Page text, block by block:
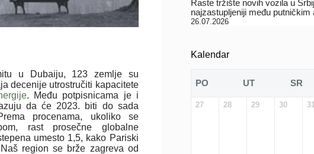
u Dubaiju, 123 zemlje su
decenije utrostručiti kapacitete
. Među potpisnicama je i
da će 2023. biti do sada
procenama, ukoliko se
rast prosečne globalne
umesto 1,5, kako Pariski
region se brže zagreva od
Raste tržište novih vozila u
najzastupljeniji među putničkim
26.07.2026
Kalendar
PO UT SR
27 28 29 30